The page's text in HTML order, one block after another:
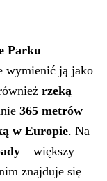
Parku
wymienić ją jako
rzeką
365 metrów
w Europie. Na
– większy
znajduje się